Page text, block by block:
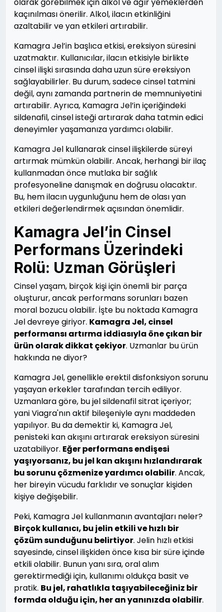
kaçınılması önerilir. Alkol, ilacın etkinliğini
azaltabilir ve yan etkileri artırabilir.
Kamagra Jel’in başlıca etkisi, ereksiyon süresini
uzatmaktır. Kullanıcılar, ilacın etkisiyle birlikte
cinsel ilişki sırasında daha uzun süre ereksiyon
sağlayabilirler. Bu durum, sadece cinsel tatmini
değil, aynı zamanda partnerin de memnuniyetini
artırabilir. Ayrıca, Kamagra Jel’in içeriğindeki
sildenafil, cinsel isteği artırarak daha tatmin edici
deneyimler yaşamanıza yardımcı olabilir.
Kamagra Jel kullanarak cinsel ilişkilerde süreyi
artırmak mümkün olabilir. Ancak, herhangi bir ilaç
kullanmadan önce mutlaka bir sağlık
profesyoneline danışmak en doğrusu olacaktır.
Bu, hem ilacın uygunluğunu hem de olası yan
etkileri değerlendirmek açısından önemlidir.
Kamagra Jel’in Cinsel
Performans Üzerindeki
Rolü: Uzman Görüşleri
Cinsel yaşam, birçok kişi için önemli bir parça
oluşturur, ancak performans sorunları bazen
moral bozucu olabilir. İşte bu noktada Kamagra
Jel devreye giriyor. Kamagra Jel, cinsel
performansı artırma iddiasıyla öne çıkan bir
ürün olarak dikkat çekiyor. Uzmanlar bu ürün
hakkında ne diyor?
Kamagra Jel, genellikle erektil disfonksiyon sorunu
yaşayan erkekler tarafından tercih ediliyor.
Uzmanlara göre, bu jel sildenafil sitrat içeriyor;
yani Viagra'nın aktif bileşeniyle aynı maddeden
yapılıyor. Bu da demektir ki, Kamagra Jel,
penisteki kan akışını artırarak ereksiyon süresini
uzatabiliyor. Eğer performans endişesi
yaşıyorsanız, bu jel kan akışını hızlandırarak
bu sorunu çözmenize yardımcı olabilir. Ancak,
her bireyin vücudu farklıdır ve sonuçlar kişiden
kişiye değişebilir.
Peki, Kamagra Jel kullanmanın avantajları neler?
Birçok kullanıcı, bu jelin etkili ve hızlı bir
çözüm sunduğunu belirtiyor. Jelin hızlı etkisi
sayesinde, cinsel ilişkiden önce kısa bir süre içinde
etkili olabilir. Bunun yanı sıra, oral alım
gerektirmediği için, kullanımı oldukça basit ve
pratik. Bu jel, rahatlıkla taşıyabileceğiniz bir
formda olduğu için, her an yanınızda olabilir.